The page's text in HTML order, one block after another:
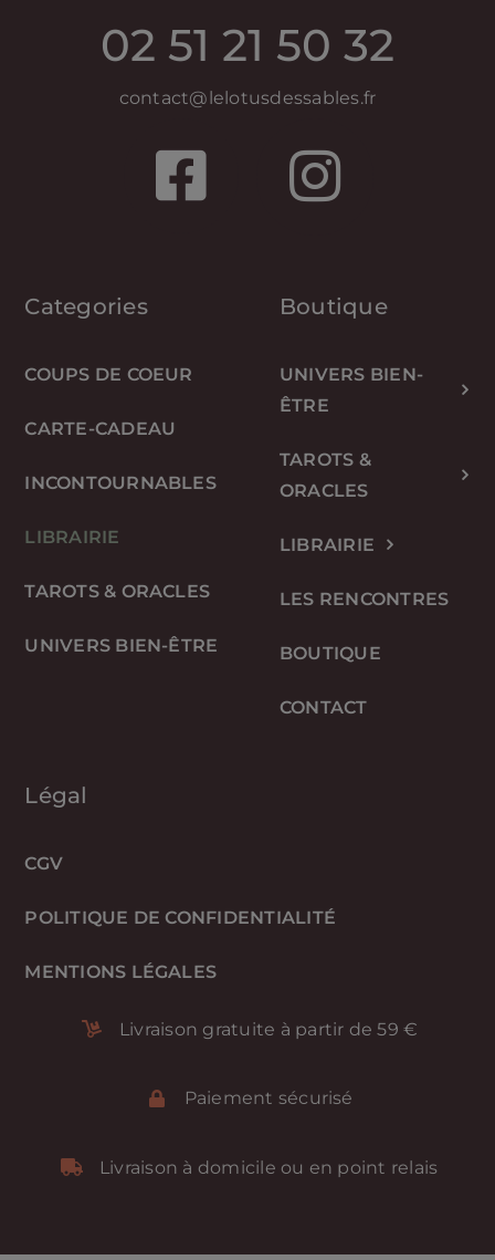
02 51 21 50 32
contact@lelotusdessables.fr
Categories
COUPS DE COEUR
CARTE-CADEAU
INCONTOURNABLES
LIBRAIRIE
TAROTS & ORACLES
UNIVERS BIEN-ÊTRE
Boutique
UNIVERS BIEN-
ÊTRE
TAROTS &
ORACLES
LIBRAIRIE
LES RENCONTRES
BOUTIQUE
CONTACT
Légal
CGV
POLITIQUE DE CONFIDENTIALITÉ
MENTIONS LÉGALES
Livraison gratuite à partir de 59 €
Paiement sécurisé
Livraison à domicile ou en point relais